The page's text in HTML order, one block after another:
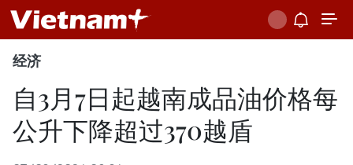
经济
自3月7日起越南成品油价格每
公升下降超过370越盾